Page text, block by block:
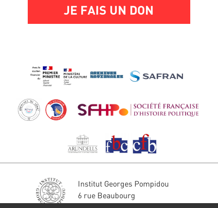
JE FAIS UN DON
Institut Georges Pompidou
6 rue Beaubourg